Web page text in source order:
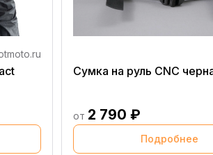
Сумка на руль CNC
от 2 790 ₽
Подробнее